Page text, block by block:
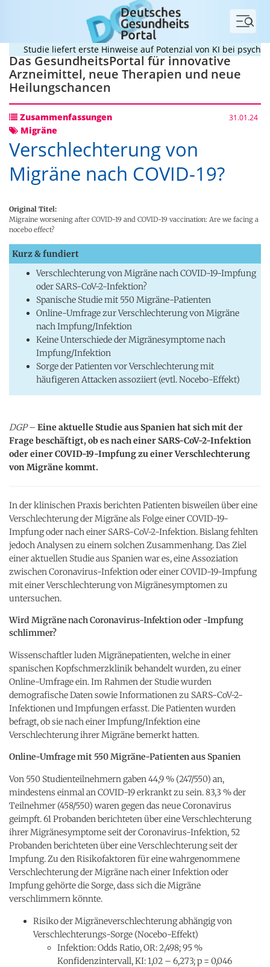
Menü
Studie liefert erste Hinweise auf Potenzial von KI bei
Das GesundheitsPortal für innovative
Arzneimittel, neue Therapien und neue
Heilungschancen
Zusammenfassungen 31.01.24
Migräne
Verschlechterung von
Migräne nach COVID-19?
Original Titel:
Migraine worsening after COVID-19 and COVID-19 vaccination: Are we facing a
nocebo effect?
Kurz & fundiert
Verschlechterung von Migräne nach COVID-19-Impfung
oder SARS-CoV-2-Infektion?
Spanische Studie mit 550 Migräne-Patienten
Online-Umfrage zur Verschlechterung von Migräne
nach Impfung/Infektion
Keine Unterschiede der Migränesymptome nach
Impfung/Infektion
Sorge der Patienten vor Verschlechterung mit
häufigeren Attacken assoziiert (evtl. Nocebo-Effekt)
DGP– Eine aktuelle Studie aus Spanien hat sich mit der
Frage beschäftigt, ob es nach einer SARS-CoV-2-Infektion
oder einer COVID-19-Impfung zu einer Verschlechterung
von Migräne kommt.
In der klinischen Praxis berichten Patienten bisweilen über eine
Verschlechterung der Migräne als Folge einer COVID-19-
Impfung oder nach einer SARS-CoV-2-Infektion. Bislang fehlten
jedoch Analysen zu einem solchen Zusammenhang. Das Ziel
einer aktuellen Studie aus Spanien war es, eine Assoziation
zwischen Coronavirus-Infektion oder einer COVID-19-Impfung
mit einer Verschlechterung von Migränesymptomen zu
untersuchen.
Wird Migräne nach Coronavirus-Infektion oder -Impfung
schlimmer?
Wissenschaftler luden Migränepatienten, welche in einer
spanischen Kopfschmerzklinik behandelt wurden, zu einer
Online-Umfrage ein. Im Rahmen der Studie wurden
demografische Daten sowie Informationen zu SARS-CoV-2-
Infektionen und Impfungen erfasst. Die Patienten wurden
befragt, ob sie nach einer Impfung/Infektion eine
Verschlechterung ihrer Migräne bemerkt hatten.
Online-Umfrage mit 550 Migräne-Patienten aus Spanien
Von 550 Studienteilnehmern gaben 44,9 % (247/550) an,
mindestens einmal an COVID-19 erkrankt zu sein. 83,3 % der
Teilnehmer (458/550) waren gegen das neue Coronavirus
geimpft. 61 Probanden berichteten über eine Verschlechterung
ihrer Migränesymptome seit der Coronavirus-Infektion, 52
Probanden berichteten über eine Verschlechterung seit der
Impfung. Zu den Risikofaktoren für eine wahrgenommene
Verschlechterung der Migräne nach einer Infektion oder
Impfung gehörte die Sorge, dass sich die Migräne
verschlimmern könnte.
Risiko der Migräneverschlechterung abhängig von
Verschlechterungs-Sorge (Nocebo-Effekt)
Infektion: Odds Ratio, OR: 2,498; 95 %
Konfidenzintervall, KI: 1,02 – 6,273; p = 0,046